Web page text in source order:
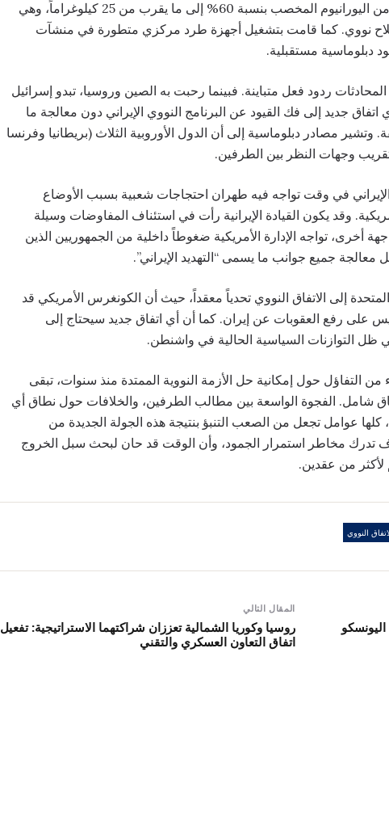
من الاتفاق، حيث تمكنت من زيادة مخزونها من اليورانيوم المخصب بنسبة 60% إلى ما يقرب من 25 كيلوغراماً، وهي
نووي. كما قامت بتشغيل أجهزة طرد مركزي متطورة في منشآت
دبلوماسية مستقبلية.
المحادثات ردود فعل متباينة. فبينما رحبت به الصين وروسيا، تبدو إسرائيل
جديد إلى فك القيود عن البرنامج النووي الإيراني دون معالجة ما
وتشير مصادر دبلوماسية إلى أن الدول الأوروبية الثلاث (بريطانيا وفرنسا
وجهات النظر بين الطرفين.
في وقت تواجه فيه طهران احتجاجات شعبية بسبب الأوضاع
وقد يكون القيادة الإيرانية رأت في استئناف المفاوضات وسيلة
أخرى، تواجه الإدارة الأمريكية ضغوطاً داخلية من الجمهوريين الذين
جميع جوانب ما يسمى “التهديد الإيراني”.
إلى الاتفاق النووي تحدياً معقداً، حيث أن الكونغرس الأمريكي قد
على رفع العقوبات عن إيران. كما أن أي اتفاق جديد سيحتاج إلى
التوازنات السياسية الحالية في واشنطن.
من التفاؤل حول إمكانية حل الأزمة النووية الممتدة منذ سنوات، تبقى
شامل. الفجوة الواسعة بين مطالب الطرفين، والخلافات حول نطاق أي
كلها عوامل تجعل من الصعب التنبؤ بنتيجة هذه الجولة الجديدة من
تدرك مخاطر استمرار الجمود، وأن الوقت قد حان لبحث سبل الخروج
لأكثر من عقدين.
النووي
المقال التالي
روسيا وكوريا الشمالية تعززان شراكتهما الاستراتيجية: تفعيل
اتفاق التعاون العسكري والتقني